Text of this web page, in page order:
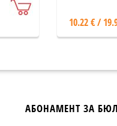
10.22 € /
АБОНАМЕНТ ЗА